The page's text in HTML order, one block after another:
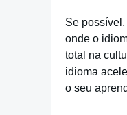
Se
onde o
total na
idioma
o seu